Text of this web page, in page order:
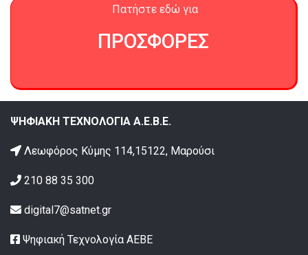
Πατήστε εδώ για
ΠΡΟΣΦΟΡΕΣ
ΨΗΦΙΑΚΗ ΤΕΧΝΟΛΟΓΙΑ Α.Ε.Β.Ε.
Λεωφόρος Κύμης 114,15122, Μαρούσι
210 88 35 300
digital7@satnet.gr
Ψηφιακή Τεχνολογία ΑΕΒΕ